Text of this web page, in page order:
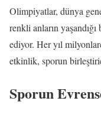
Olimpiyatlar, dünya
renkli anların
ediyor. Her yıl
etkinlik, sporun
Sporun